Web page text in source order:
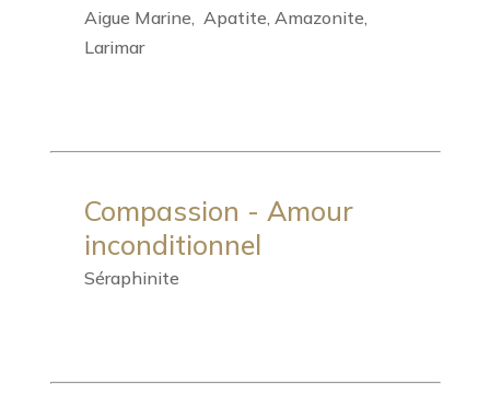
Aigue Marine, Apatite, Amazonite,
Larimar
Compassion - Amour
inconditionnel
Séraphinite